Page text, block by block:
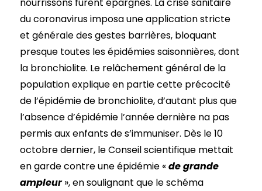
du coronavirus imposa une application stricte
et générale des gestes barrières, bloquant
presque toutes les épidémies saisonnières, dont
la bronchiolite. Le relâchement général de la
population explique en partie cette précocité
de l’épidémie de bronchiolite, d’autant plus que
l’absence d’épidémie l’année dernière na pas
permis aux enfants de s’immuniser. Dès le 10
octobre dernier, le Conseil scientifique mettait
en garde contre une épidémie «de grande
ampleur», en soulignant que le schéma